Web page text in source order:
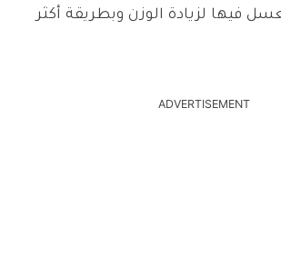
فيها لزيادة الوزن وبطريقة أكثر
ADVERTISEMENT